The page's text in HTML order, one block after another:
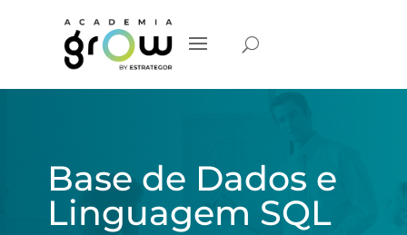
Base de Dados e
Linguagem SQL